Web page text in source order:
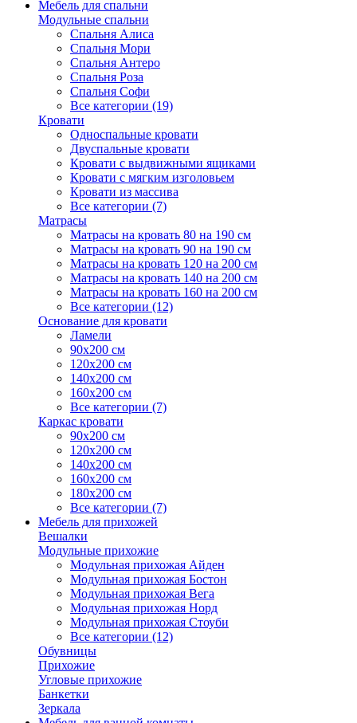
Мебель для спальни
Модульные спальни
Спальня Алиса
Спальня Мори
Спальня Антеро
Спальня Роза
Спальня Софи
Все категории (19)
Кровати
Односпальные кровати
Двуспальные кровати
Кровати с выдвижными ящиками
Кровати с мягким изголовьем
Кровати из массива
Все категории (7)
Матрасы
Матрасы на кровать 80 на 190 см
Матрасы на кровать 90 на 190 см
Матрасы на кровать 120 на 200 см
Матрасы на кровать 140 на 200 см
Матрасы на кровать 160 на 200 см
Все категории (12)
Основание для кровати
Ламели
90х200 см
120х200 см
140х200 см
160х200 см
Все категории (7)
Каркас кровати
90х200 см
120х200 см
140х200 см
160х200 см
180х200 см
Все категории (7)
Мебель для прихожей
Вешалки
Модульные прихожие
Модульная прихожая Айден
Модульная прихожая Бостон
Модульная прихожая Вега
Модульная прихожая Норд
Модульная прихожая Стоуби
Все категории (12)
Обувницы
Прихожие
Угловые прихожие
Банкетки
Зеркала